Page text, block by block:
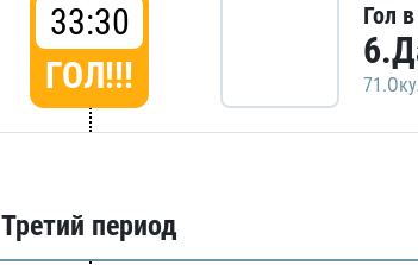
33:30
ГОЛ!!!
Гол
Третий период